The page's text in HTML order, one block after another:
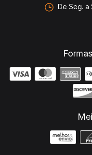
De Seg. a